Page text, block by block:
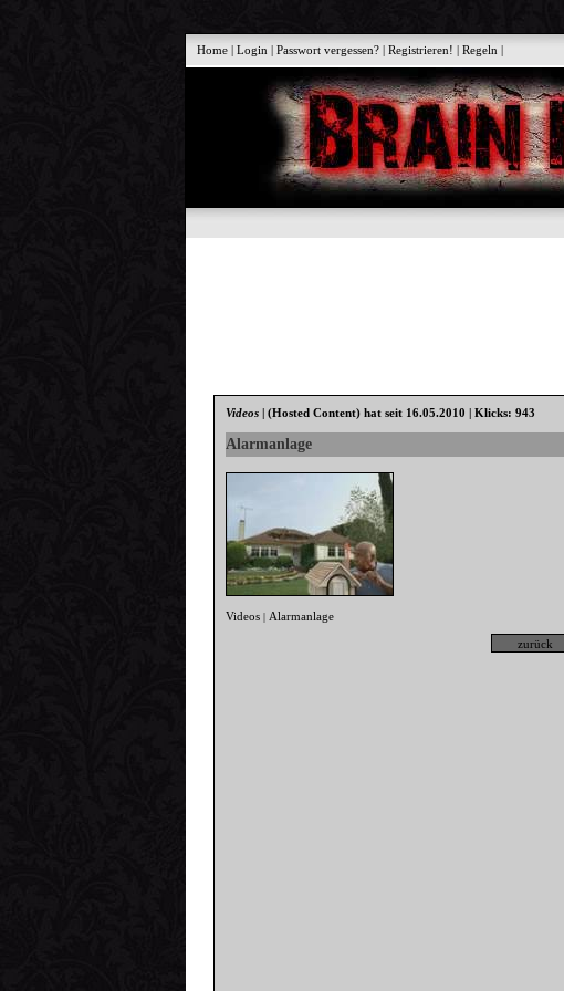
Home |Login |Passwort vergessen? |Registrieren! |Regeln |
Videos |(Hosted Content) hat seit 16.05.2010 | Klicks: 943
Alarmanlage
Videos | Alarmanlage